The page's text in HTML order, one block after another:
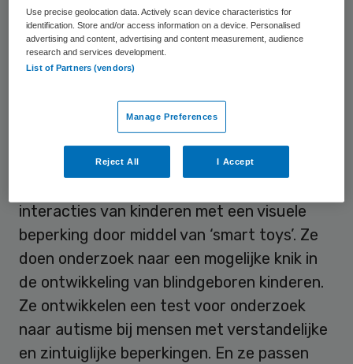
praktisch handelen te bevorderen.
Projecten
Visio werkt samen met de onderzoeksgroep
Universiteit. Zij werken onder andere aan
interacties van kinderen met een visuele
beperking door middel van ‘smart toys’. Ze
doen onderzoek naar een mogelijke knik in
de ontwikkeling van blindgeboren kinderen.
Ze ontwikkelen een test voor onderzoek
naar autisme bij mensen met verstandelijke
en zintuiglijke beperkingen. En ze passen
Use precise geolocation data. Actively scan device characteristics for
identification. Store and/or access information on a device. Personalised
advertising and content, advertising and content measurement, audience
research and services development.
List of Partners (vendors)
Manage Preferences
Reject All I Accept